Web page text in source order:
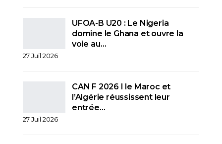
UFOA-B U20 : Le Nigeria
domine le Ghana et ouvre la
voie au…
27 Juil 2026
CAN F 2026 I le Maroc et
l’Algérie réussissent leur
entrée…
27 Juil 2026